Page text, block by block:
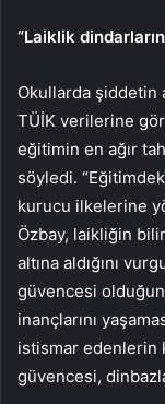
“Laiklik
Okullarda şiddetin
TÜİK verilerine
eğitimin en ağır
söyledi.
kurucu ilkelerine
Özbay, laikliğin
altına aldığını
güvencesi
inançlarını
istismar edenlerin
güvencesi,